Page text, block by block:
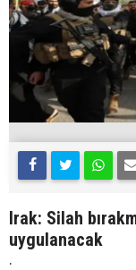
Irak: Silah
uygulanacak
.